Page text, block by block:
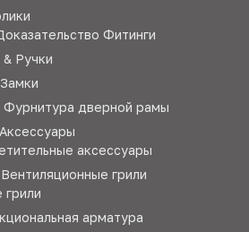
Фитинги
Ручки
Фурнитура дверной рамы
аксессуары
грили
грили
арматура